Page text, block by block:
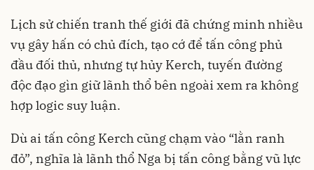
Lịch sử chiến tranh thế giới đã chứng minh nhiều
vụ gây hấn có chủ đích, tạo cớ để tấn công phủ
đầu đối thủ, nhưng tự hủy Kerch, tuyến đường
độc đạo gìn giữ lãnh thổ bên ngoài xem ra không
hợp logic suy luận.
Dù ai tấn công Kerch cũng chạm vào “lằn ranh
đỏ”, nghĩa là lãnh thổ Nga bị tấn công bằng vũ lực